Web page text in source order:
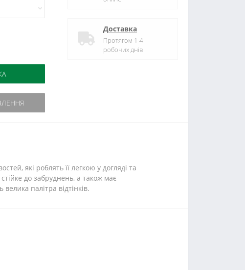
Доставка
Протягом 1-4
робочих днів
які роблять її легкою у догляді та
до забруднень, а також має
палітра відтінків.